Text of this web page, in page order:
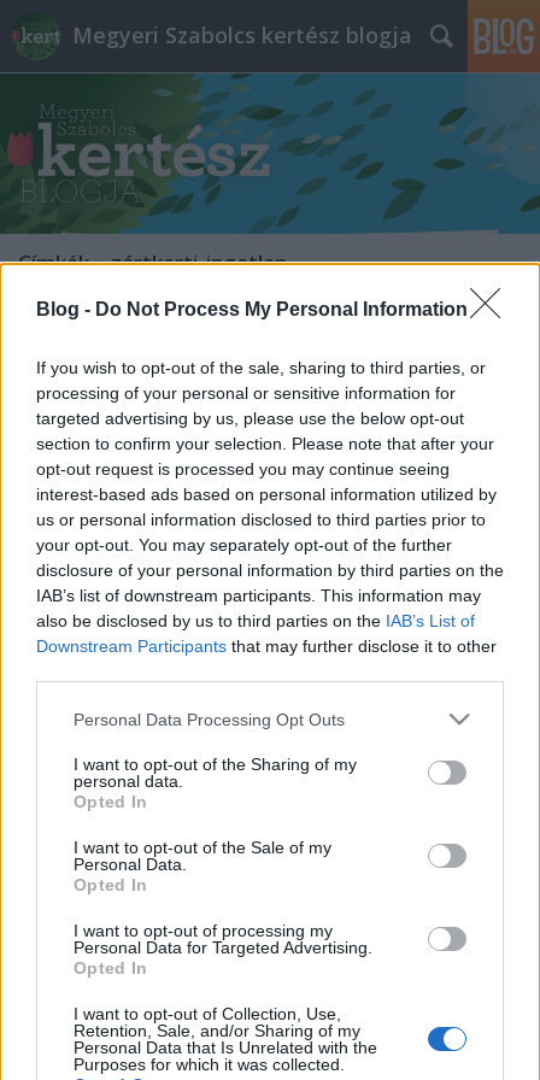
Blog - Do Not Process My Personal Information
If you wish to opt-out of the sale, sharing to third parties, or
processing of your personal or sensitive information for
targeted advertising by us, please use the below opt-out
section to confirm your selection. Please note that after your
opt-out request is processed you may continue seeing
interest-based ads based on personal information utilized by
us or personal information disclosed to third parties prior to
your opt-out. You may separately opt-out of the further
disclosure of your personal information by third parties on the
IAB’s list of downstream participants. This information may
also be disclosed by us to third parties on the IAB’s List of
Downstream Participants that may further disclose it to other
Please note that this website/app uses one or more Google
not limited to your visit or usage behaviour. You may click to
grant or deny consent to Google and its third-party tags to
use your data for below specified purposes in below Google
consent section.
Personal Data Processing Opt Outs
I want to opt-out of the Sharing of my
personal data.
Opted In
I want to opt-out of the Sale of my
Personal Data.
Opted In
I want to opt-out of processing my
Personal Data for Targeted Advertising.
Opted In
I want to opt-out of Collection, Use,
Retention, Sale, and/or Sharing of my
Personal Data that Is Unrelated with the
Purposes for which it was collected.
Megyeri Szabolcs kertész blogja
Címkék»zártkerti_ingatlan
A vidéki idill - a gyakorlatban
Megyeri Szabolcs •2014. március 05.
A vidéki idillről szóló múltheti írásom után igen sok
reakció érkezett, részben levélben, részben
kommentekben, a bejegyzés alatt. Sokan meséltek
élményeikről, terveikről, volt aki a vidékre költözést,
az önfenntartásra berendezkedést hiú ábrándként
látta, mások…
Elkommendálhatja az önkormányzat
Riadt hangvételű olvasói levelet kaptam a minap,
aminek a sommázata címben olvasható kérdés volt.
hallotta, hogy az önkormányzatoknak egy
nemrégiben történt törvényváltozás miatt jogukban
áll magántulajdonban lévő…
Termőföldek bejelentési
kötelezettsége - mit, mikor, hogyan?
Megyeri Szabolcs•2013. augusztus 28.